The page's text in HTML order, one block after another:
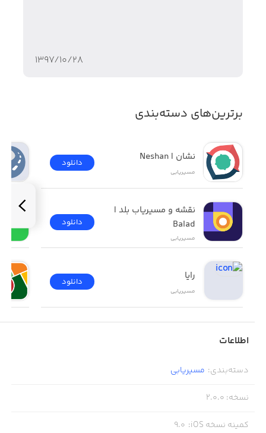
۱۳۹۷/۱۰/۲۸
برترین‌های دسته‌بندی
نشان | Neshan
مسیر‌یابی
دانلود
Balad
مسیر‌یابی
دانلود
رایا
مسیر‌یابی
دانلود
اطلاعات
دسته‌بندی: مسیر‌یابی
نسخه:
2.0.0
کمینه نسخه iOS :
9.0